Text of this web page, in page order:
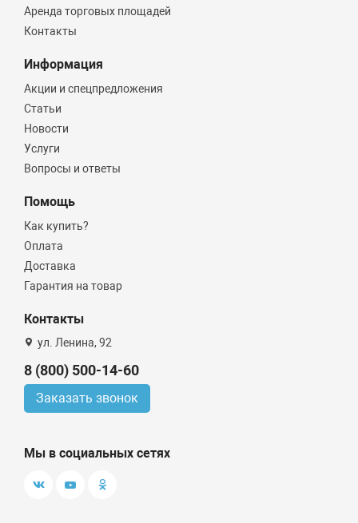
Аренда торговых площадей
Контакты
Информация
Акции и спецпредложения
Статьи
Новости
Услуги
Вопросы и ответы
Помощь
Как купить?
Оплата
Доставка
Гарантия на товар
Контакты
ул. Ленина, 92
8 (800) 500-14-60
Заказать звонок
Мы в социальных сетях